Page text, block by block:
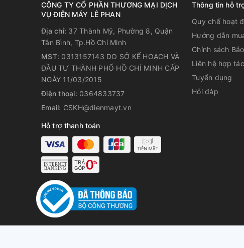
CHI TIẾT TÍNH NĂNG
Thiết kế sang trọng, hiện đại và
Bình thủy chứa chân không PWO-A200 thu hút ánh nhìn
CÔNG TY CỔ PHẦN THƯƠNG MẠI DỊCH
VỤ ĐIỆN MÁY LÊ PHAN
Địa chỉ: 37 Thành Mỹ, Phường 8, Quận
Tân Bình, Tp.Hồ Chí Minh
MST: 0313157143 DO SỞ KẾ HOẠCH VÀ
ĐẦU TƯ THÀNH PHỐ HỒ CHÍ MINH CẤP
NGÀY 11/03/2015
Điện thoại: 0364833737
Email: CSKH@dienmayt.vn
Hỗ trợ thanh toán
Thông tin hỗ
Quy chế hoạt
Hướng dẫn
Chính sách
Liên hệ hợp
Tuyển dụng
Hỏi đáp